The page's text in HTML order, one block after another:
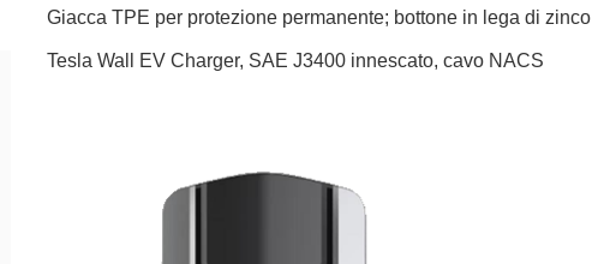
Giacca TPE per protezione permanente; bottone in lega di zinco
Tesla Wall EV Charger, SAE J3400 innescato, cavo NACS